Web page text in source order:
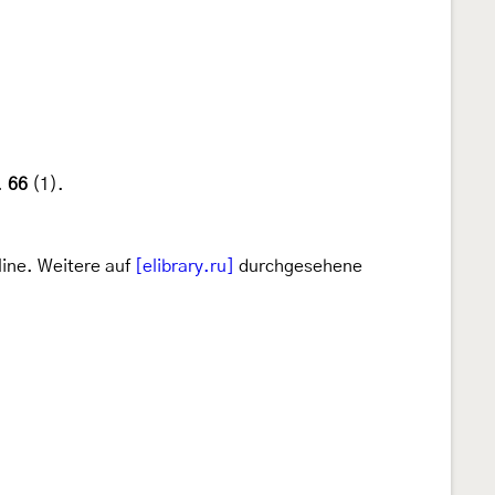
66 (1).
Weitere auf [elibrary.ru] durchgesehene